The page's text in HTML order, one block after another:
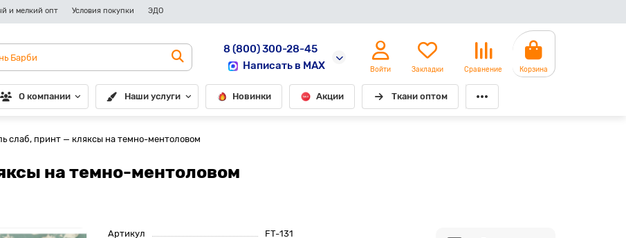
и мелкий опт Условия покупки ЭДО
8 (800) 300-28-45
Написать в MAX
Войти Закладки Сравнение Корзина
О компании Наши услуги Новинки Акции Ткани оптом
слаб, принт — кляксы на темно-ментоловом
на темно-ментоловом
Артикул
FT-131